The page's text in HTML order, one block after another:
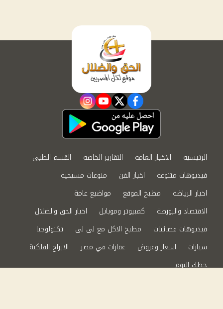
facebook
twitter
youtube
instagram
الرئيسية الاخبار العامة التقارير الخاصة
القسم الطبي
فيديوهات متنوعة
اخبار الفن
منوعات مسيحية
اخبار الرياضة
مطبخ الموقع
مواضيع عامة
الاقتصاد والبورصة
كمبيوتر وموبايل
اخبار الحق والضلال
فيديوهات فضائيات
مطبخ الاكل مع لى لى
تكنولوجيا
سيارات
اسعار وعروض عقارات في مصر
الابراج الفلكية
حظك اليوم